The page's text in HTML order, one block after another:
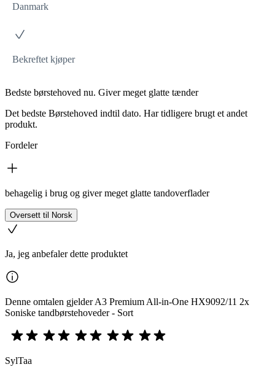
Danmark
Bekreftet kjøper
Bedste børstehoved nu. Giver meget glatte tænder
Det bedste Børstehoved indtil dato. Har tidligere brugt et andet
produkt.
Fordeler
behagelig i brug og giver meget glatte tandoverflader
Oversett til Norsk
Ja, jeg anbefaler dette produktet
Denne omtalen gjelder A3 Premium All-in-One HX9092/11 2x
Soniske tandbørstehoveder - Sort
SylTaa